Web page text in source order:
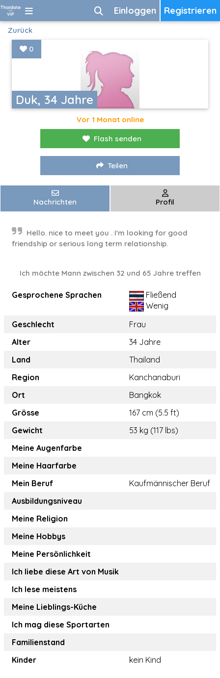
Registrieren
Einloggen
Zurück
Duk, 34 Jahre
0
Vor 1 Monat online
Flash senden
Teilen
Nachrichten Profil
Hello. nice to meet you . I'm looking for good
friendship or serious long term relationship.
Ich möchte Mann zwischen 32 und 65 Jahre treffen
Gesprochene Sprachen
Fließend
Wenig
Geschlecht
Frau
Alter
34 Jahre
Land
Thailand
Region
Kanchanaburi
Ort
Bangkok
Grösse
167 cm (5.5 ft)
Gewicht
53 kg (117 lbs)
Meine Augenfarbe
Meine Haarfarbe
Mein Beruf
Kaufmännischer Beruf
Ausbildungsniveau
Meine Religion
Meine Hobbys
Meine Persönlichkeit
Ich liebe diese Art von Musik
Ich lese meistens
Meine Lieblings-Küche
Ich mag diese Sportarten
Familienstand
Kinder
kein Kind